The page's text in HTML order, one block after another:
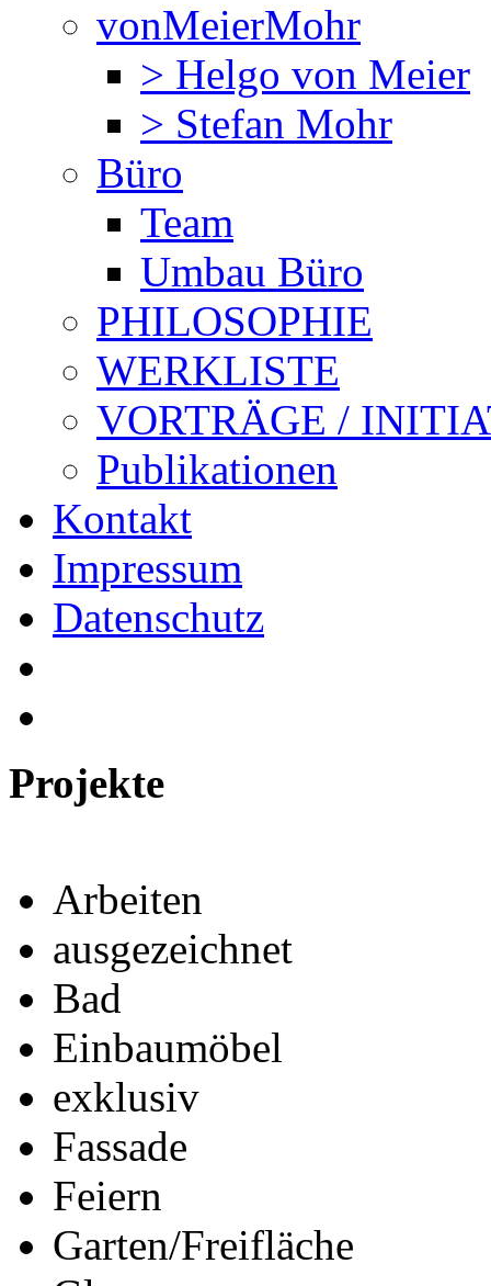
vonMeierMohr
> Helgo von Meier
> Stefan Mohr
Büro
Team
Umbau Büro
PHILOSOPHIE
WERKLISTE
VORTRÄGE /
Publikationen
Kontakt
Impressum
Datenschutz
Projekte
Arbeiten
ausgezeichnet
Bad
Einbaumöbel
exklusiv
Fassade
Feiern
Garten/Freifläche